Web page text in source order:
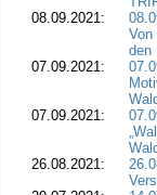
08.09.2021:
den
07.09.2021:
07.09.2021:
26.08.2021: